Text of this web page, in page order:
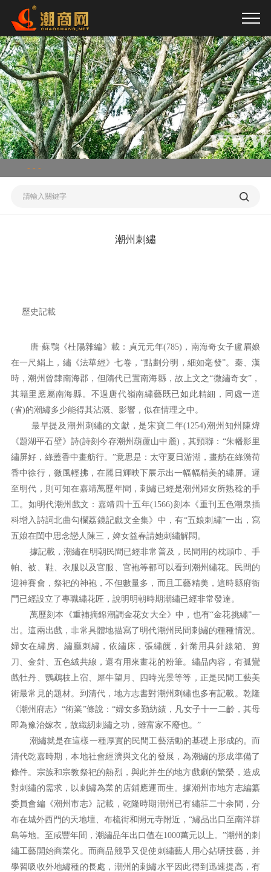
亚洲日本欧美在线_97精品国产91久久久久久_欧美日韩在线不卡视频_国
产精品视频网站在线观看
- - -
潮州刺繡
歷史記載
唐·蘇鶚《杜陽雜編》載：貞元元年(785)，南海奇女子盧眉娘
在一尺絹上，繡《法華經》七卷，“點劃分明，細如毫發”。秦、漢
時，潮州曾隸南海郡，但隋代已置南海縣，故上文之“微繡奇女”，
其籍里應屬南海縣。不過唐代嶺南繡藝既已如此精細，同處一道
(省)的潮繡多少能得其沾溉、影響，似在情理之中。
最早提及潮州刺繡的文獻，是宋寶二年(1254)潮州知州陳煒
《題湖平石壁》詩(詩刻今存潮州葫蘆山中麓)，其頸聯：“朱幡影里
繡屏好，綠蓋香中畫舫行。”意思是：太守夏日游湖，畫舫在綠漪荷
香中徐行，微風輕拂，在麗日輝映下展示出一幅幅精美的繡屏。遲
至明代，則可知在嘉靖萬歷年間，刺繡已經是潮州婦女所熟稔的手
工。如明代潮州戲文：嘉靖四十五年(1566)刻本《重刊五色潮泉插
科增入詩詞北曲勾欄荔鏡記戲文全集》中，有“五娘刺繡”一出，寫
五娘在閨中思念戀人陳三，婢女益春請她刺繡解悶。
據記載，潮繡在明朝民間已經非常普及，民間用的枕頭巾、手
帕、被、鞋、衣服以及官服、官袍等都可以看到潮州繡花。民間的
迎神賽會，祭祀的神袍，不但數量多，而且工藝精美，這時縣府衙
門已經設立了專職繡花匠，說明明朝時期潮繡已經非常發達。
萬歷刻本《重補摘錦潮調金花女大全》中，也有“金花挑繡”一
出。這兩出戲，非常具體地描寫了明代潮州民間刺繡的種種情況。
婦女在繡房、繡廳刺繡，依繡床，張繡篋，針黹用具針線箱、剪
刀、金針、五色絨共線，還有用來畫花的粉筆。繡品內容，有孤鸞
戲牡丹、鸚鵡枝上宿、犀牛望月、四時光景等等，正是民間工藝美
術最常見的題材。到清代，地方志書對潮州刺繡也多有記載。乾隆
《潮州府志》“術業”條說：“婦女多勤紡績，凡女子十一二齡，其母
即為豫治嫁衣，故織紉刺繡之功，雖富家不廢也。”
潮繡就是在這樣一種厚實的民間工藝活動的基礎上形成的。而
清代乾嘉時期，本地社會經濟與文化的發展，為潮繡的形成準備了
條件。宗族和宗教祭祀的熱烈，與此并生的地方戲劇的繁榮，造成
對刺繡的需求，以刺繡為業的店鋪應運而生。據潮州市地方志編纂
委員會編《潮州市志》記載，乾隆時期潮州已有繡莊二十余間，分
布在城外西門的天地壇、布梳街和開元寺附近，“繡品出口至南洋群
島等地。至咸豐年間，潮繡品年出口值在1000萬元以上。”潮州的刺
繡工藝開始商業化。而商品競爭又促使刺繡藝人用心鉆研技藝，并
學習吸收外地繡種的長處，潮州的刺繡水平因此得到迅速提高，有